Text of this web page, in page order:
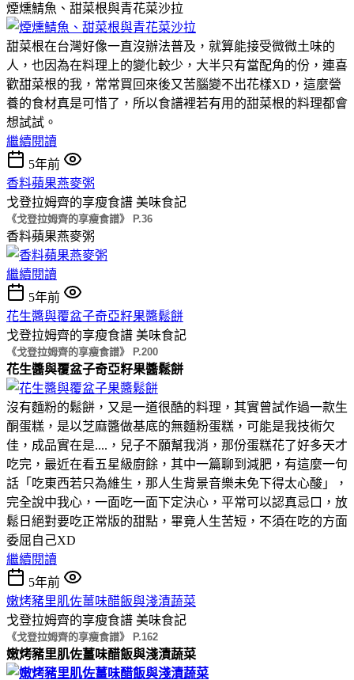
煙燻鯖魚、甜菜根與青花菜沙拉
甜菜根在台灣好像一直沒辦法普及，就算能接受微微土味的
人，也因為在料理上的變化較少，大半只有當配角的份，連喜
歡甜菜根的我，常常買回來後又苦腦變不出花樣XD，這麼營
養的食材真是可惜了，所以食譜裡若有用的甜菜根的料理都會
想試試。
繼續閱讀
5年前
香料蘋果燕麥粥
戈登拉姆齊的享瘦食譜 美味食記
《戈登拉姆齊的享瘦食譜》 P.36
香料蘋果燕麥粥
繼續閱讀
5年前
花生醬與覆盆子奇亞籽果醬鬆餅
戈登拉姆齊的享瘦食譜 美味食記
《戈登拉姆齊的享瘦食譜》 P.200
花生醬與覆盆子奇亞籽果醬鬆餅
沒有麵粉的鬆餅，又是一道很酷的料理，其實曾試作過一款生
酮蛋糕，是以芝麻醬做基底的無麵粉蛋糕，可能是我技術欠
佳，成品實在是....，兒子不願幫我消，那份蛋糕花了好多天才
吃完，最近在看五星級廚餘，其中一篇聊到減肥，有這麼一句
話「吃東西若只為維生，那人生背景音樂未免下得太心酸」，
完全說中我心，一面吃一面下定決心，平常可以認真忌口，放
鬆日絕對要吃正常版的甜點，畢竟人生苦短，不須在吃的方面
委屈自己XD
繼續閱讀
5年前
嫩烤豬里肌佐薑味醋飯與淺漬蔬菜
戈登拉姆齊的享瘦食譜 美味食記
《戈登拉姆齊的享瘦食譜》 P.162
嫩烤豬里肌佐薑味醋飯與淺漬蔬菜